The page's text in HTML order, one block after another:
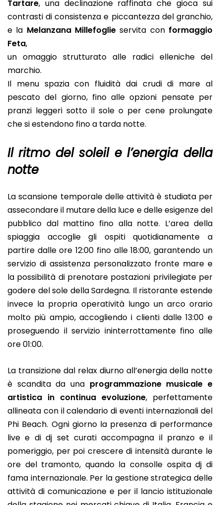
Tartare, una declinazione raffinata che gioca sui
contrasti di consistenza e piccantezza del granchio,
e la Melanzana Millefoglieservita con formaggio
Feta,
un omaggio strutturato alle radici elleniche del
marchio.
Il menu spazia con fluidità dai crudi di mare al
pescato del giorno, fino alle opzioni pensate per
pranzi leggeri sotto il sole o per cene prolungate
che si estendono fino a tarda notte.
Il ritmo del soleil e l’energia della
notte
La scansione temporale delle attività è studiata per
assecondare il mutare della luce e delle esigenze del
pubblico dal mattino fino alla notte. L’area della
spiaggia accoglie gli ospiti quotidianamente a
partire dalle ore 12:00 fino alle 18:00, garantendo un
servizio di assistenza personalizzato fronte mare e
la possibilità di prenotare postazioni privilegiate per
godere del sole della Sardegna. Il ristorante estende
invece la propria operatività lungo un arco orario
molto più ampio, accogliendo i clienti dalle 13:00 e
proseguendo il servizio ininterrottamente fino alle
ore 01:00.
La transizione dal relax diurno all’energia della notte
è scandita da unaprogrammazione musicale e
artistica in continua evoluzione, perfettamente
allineata con il calendario di eventi internazionali del
Phi Beach. Ogni giorno la presenza di performance
live e di dj set curati accompagna il pranzo e il
pomeriggio, per poi crescere di intensità durante le
ore del tramonto, quando la consolle ospita dj di
fama internazionale. Per la gestione strategica delle
attività di comunicazione e per il lancio istituzionale